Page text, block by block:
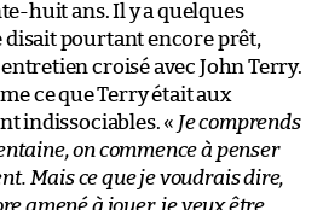
huit ans. Il y a quelques
disait pourtant encore prêt,
croisé avec John Terry.
ce que Terry était aux
indissociables. « Je comprends
on commence à penser
Mais ce que je voudrais dire,